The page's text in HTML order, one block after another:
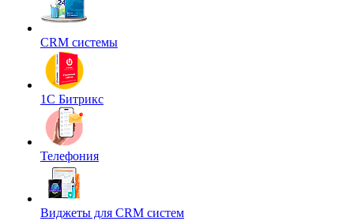
CRM системы
1С Битрикс
Телефония
Виджеты для CRM cистем